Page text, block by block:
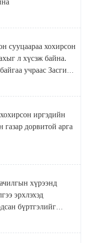
хохирсон
л хүсэж байна.
учраас Засгийн
иргэдийн
газар дорвитой арга
хүрээнд
эрхлэхэд
бүртгэлийг